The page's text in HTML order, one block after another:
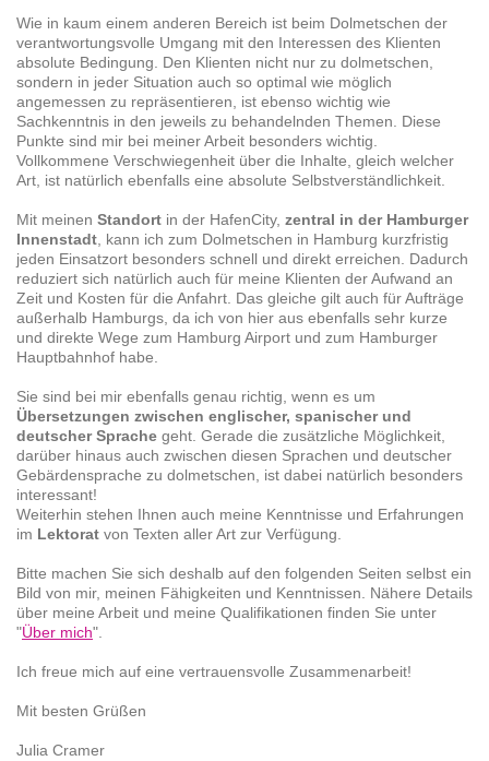
Wie in kaum einem anderen Bereich ist beim Dolmetschen der
verantwortungsvolle Umgang mit den Interessen des Klienten
absolute Bedingung. Den Klienten nicht nur zu dolmetschen,
sondern in jeder Situation auch so optimal wie möglich
angemessen zu repräsentieren, ist ebenso wichtig wie
Sachkenntnis in den jeweils zu behandelnden Themen. Diese
Punkte sind mir bei meiner Arbeit besonders wichtig.
Vollkommene Verschwiegenheit über die Inhalte, gleich welcher
Art, ist natürlich ebenfalls eine absolute Selbstverständlichkeit.
Mit meinen Standort in der HafenCity, zentral in der Hamburger
Innenstadt , kann ich zum Dolmetschen in Hamburg kurzfristig
jeden Einsatzort besonders schnell und direkt erreichen. Dadurch
reduziert sich natürlich auch für meine Klienten der Aufwand an
Zeit und Kosten für die Anfahrt. Das gleiche gilt auch für Aufträge
außerhalb Hamburgs, da ich von hier aus ebenfalls sehr kurze
und direkte Wege zum Hamburg Airport und zum Hamburger
Hauptbahnhof habe.
Sie sind bei mir ebenfalls genau richtig, wenn es um
Übersetzungen zwischen englischer, spanischer und
deutscher Sprache geht. Gerade die zusätzliche Möglichkeit,
darüber hinaus auch zwischen diesen Sprachen und deutscher
Gebärdensprache zu dolmetschen, ist dabei natürlich besonders
interessant!
Weiterhin stehen Ihnen auch meine Kenntnisse und Erfahrungen
im Lektorat von Texten aller Art zur Verfügung.
Bitte machen Sie sich deshalb auf den folgenden Seiten selbst ein
Bild von mir, meinen Fähigkeiten und Kenntnissen. Nähere Details
über meine Arbeit und meine Qualifikationen finden Sie unter
"Über mich".
Ich freue mich auf eine vertrauensvolle Zusammenarbeit!
Mit besten Grüßen
Julia Cramer